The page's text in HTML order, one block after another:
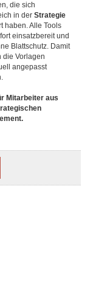
die sich
in der Strategie
haben. Alle Tools
einsatzbereit und
Blattschutz. Damit
die Vorlagen
angepasst
Mitarbeiter aus